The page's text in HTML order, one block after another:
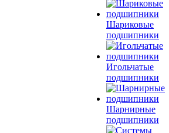
Шариковые
подшипники
Игольчатые
подшипники
Шарнирные
подшипники